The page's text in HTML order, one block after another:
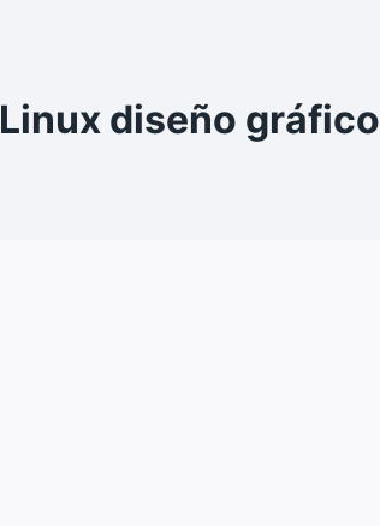
Linux diseño gráfico